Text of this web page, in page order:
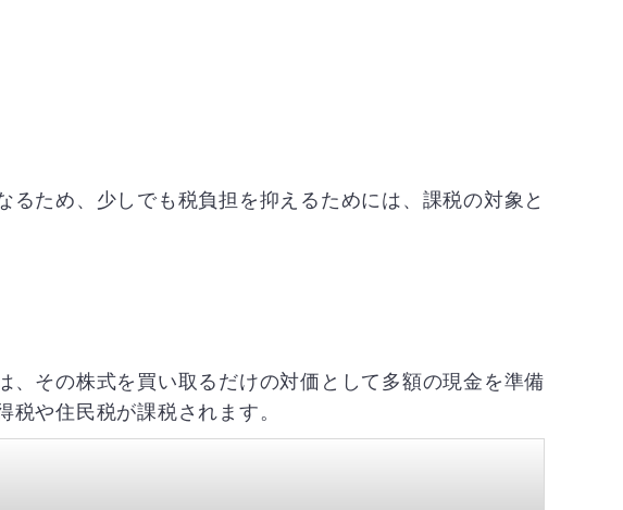
ため、少しでも税負担を抑えるためには、課税の対象と
その株式を買い取るだけの対価として多額の現金を準備
や住民税が課税されます。